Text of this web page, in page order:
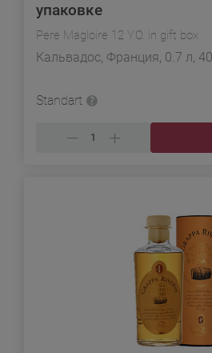
упаковке
Pere Magloire 12 Y.O. in gift box
Кальвадос, Франция, 0.7 л,
Standart